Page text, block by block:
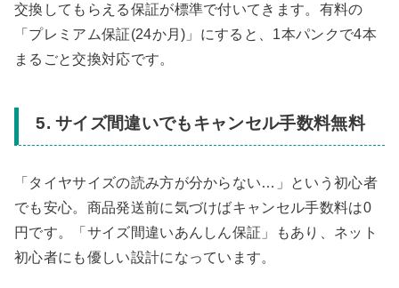
交換してもらえる保証が標準で付いてきます。有料の
「プレミアム保証(24か月)」にすると、1本パンクで4本
まるごと交換対応です。
5. サイズ間違いでもキャンセル手数料無料
「タイヤサイズの読み方が分からない…」という初心者
でも安心。商品発送前に気づけばキャンセル手数料は0
円です。「サイズ間違いあんしん保証」もあり、ネット
初心者にも優しい設計になっています。